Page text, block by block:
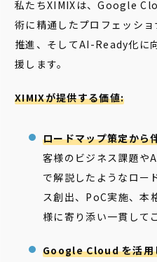
私たちXIMIXは、Google
術に精通したプロフェッシ
推進、そしてAI-Ready化に
援します。
XIMIXが提供する価値:
ロードマップ策定から
客様のビジネス課題や
で解説したようなロー
ス創出、PoC実施、本
様に寄り添い一貫して
Google Cloud を活用